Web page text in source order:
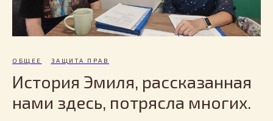
ОБЩЕЕ ЗАЩИТА ПРАВ
История Эмиля, рассказанная
нами здесь, потрясла многих.